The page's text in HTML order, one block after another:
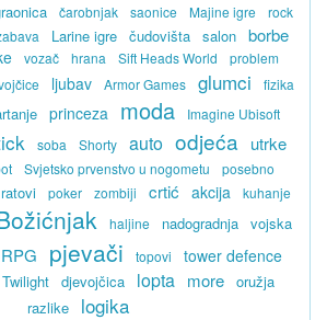
čarobnjak saonice Majine igre rock
Larine igre čudovišta salon borbe
vozač hrana Sift Heads World problem
ljubav Armor Games glumci fizika
princeza moda Imagine Ubisoft
soba Shorty auto odjeća utrke
Svjetsko prvenstvo u nogometu posebno
ratovi poker zombiji crtić akcija
kuhanje
haljine nadogradnja vojska
RPG pjevači topovi tower defence
Twilight djevojčica lopta more oružja
razlike
logika